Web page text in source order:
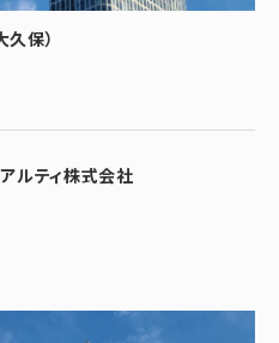
保）
ルティ株式会社